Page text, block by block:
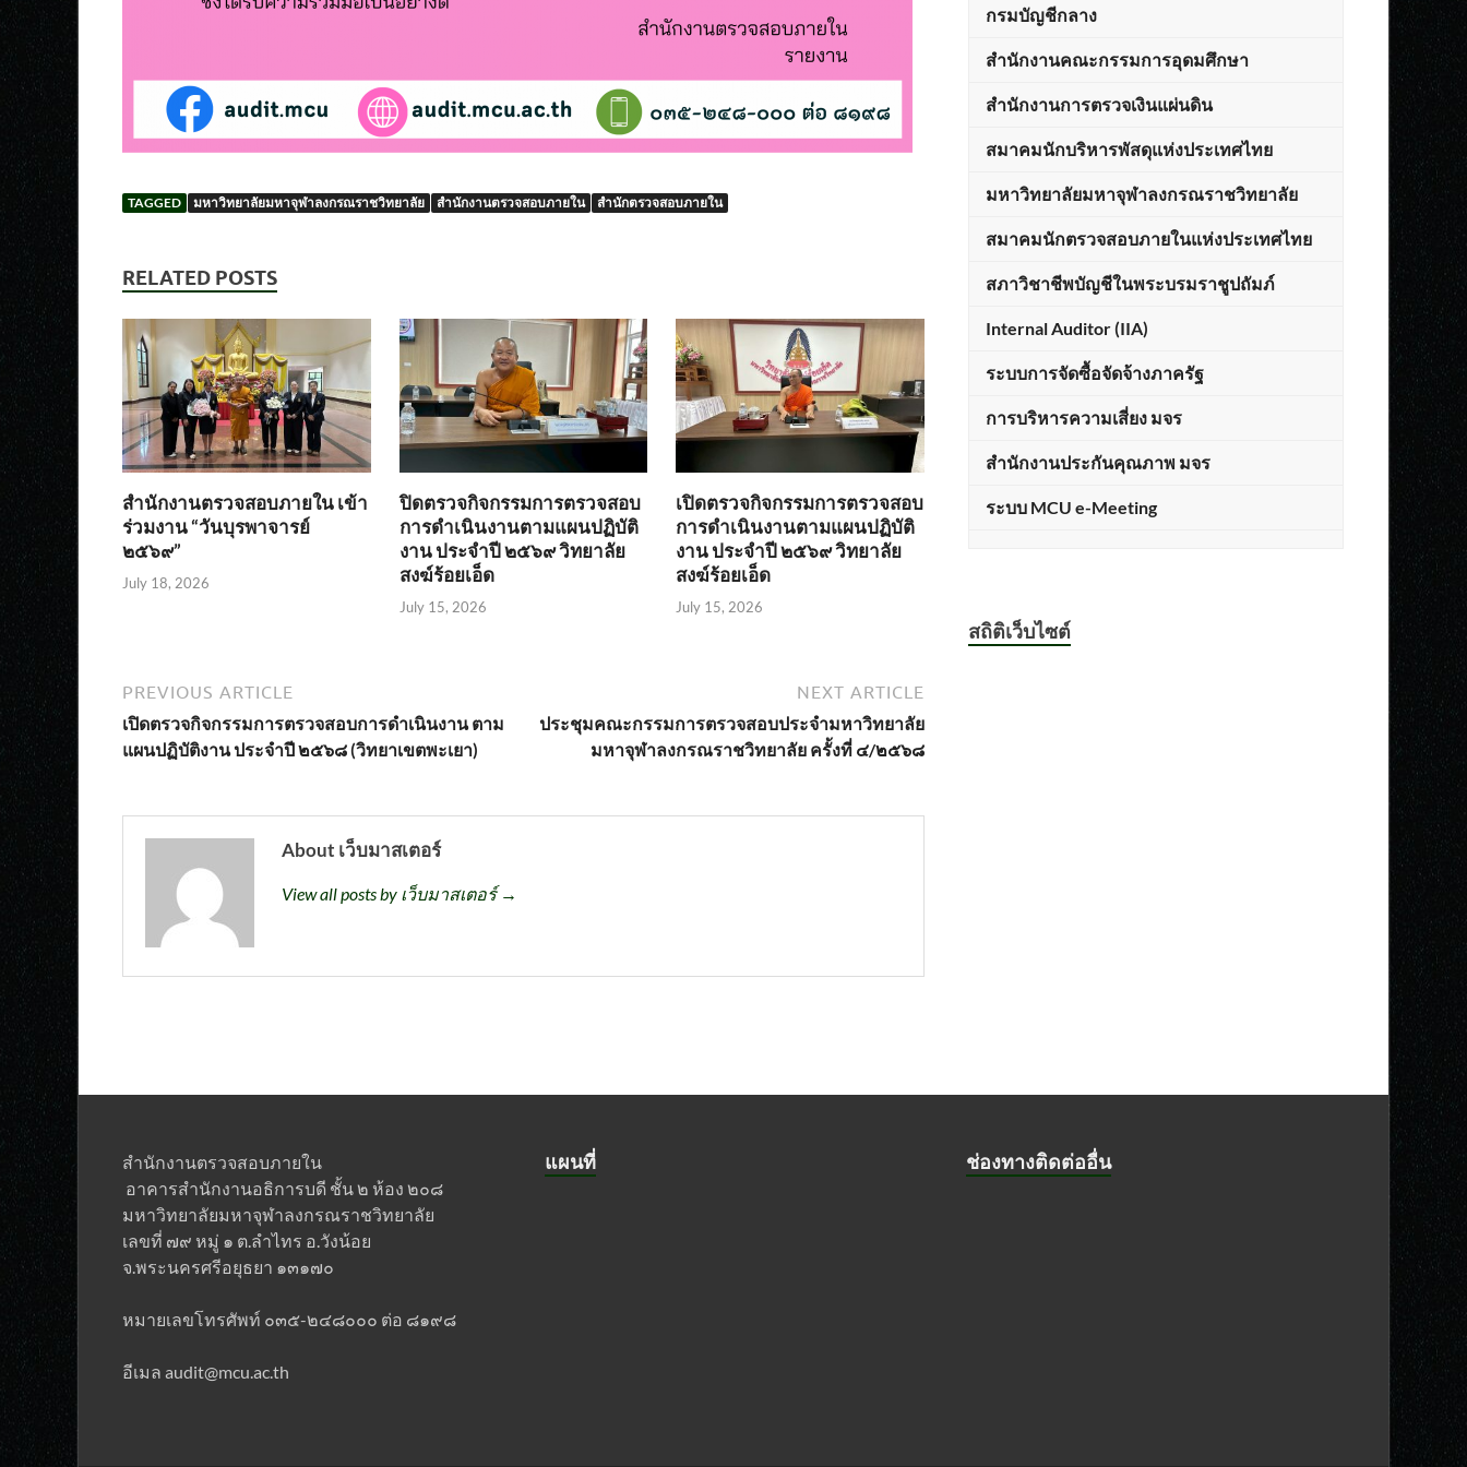
TAGGED มหาวิทยาลัยมหาจุฬาลงกรณราชวิทยาลัย สำนักงานตรวจสอบภายใน สำนักตรวจสอบภายใน
RELATED POSTS
สำนักงานตรวจสอบภายใน เข้า
ร่วมงาน “วันบุรพาจารย์
๒๕๖๙”
July 18, 2026
ปิดตรวจกิจกรรมการตรวจสอบ
การดำเนินงานตามแผนปฏิบัติ
งาน ประจำปี ๒๕๖๙ วิทยาลัย
สงฆ์ร้อยเอ็ด
July 15, 2026
เปิดตรวจกิจกรรมการตรวจสอบ
การดำเนินงานตามแผนปฏิบัติ
งาน ประจำปี ๒๕๖๙ วิทยาลัย
สงฆ์ร้อยเอ็ด
July 15, 2026
PREVIOUS ARTICLE
เปิดตรวจกิจกรรมการตรวจสอบการดำเนินงาน ตาม
แผนปฏิบัติงาน ประจำปี ๒๕๖๘ (วิทยาเขตพะเยา)
NEXT ARTICLE
ประชุมคณะกรรมการตรวจสอบประจำมหาวิทยาลัย
มหาจุฬาลงกรณราชวิทยาลัย ครั้งที่ ๔/๒๕๖๘
About เว็บมาสเตอร์
View all posts by เว็บมาสเตอร์ →
กรมบัญชีกลาง
สำนักงานคณะกรรมการอุดมศึกษา
สำนักงานการตรวจเงินแผ่นดิน
สมาคมนักบริหารพัสดุแห่งประเทศไทย
มหาวิทยาลัยมหาจุฬาลงกรณราชวิทยาลัย
สมาคมนักตรวจสอบภายในแห่งประเทศไทย
สภาวิชาชีพบัญชีในพระบรมราชูปถัมภ์
Internal Auditor (IIA)
ระบบการจัดซื้อจัดจ้างภาครัฐ
การบริหารความเสี่ยง มจร
สำนักงานประกันคุณภาพ มจร
ระบบ MCU e-Meeting
สถิติเว็บไซต์
สำนักงานตรวจสอบภายใน
อาคารสำนักงานอธิการบดี ชั้น ๒ ห้อง ๒๐๘
มหาวิทยาลัยมหาจุฬาลงกรณราชวิทยาลัย
เลขที่ ๗๙ หมู่ ๑ ต.ลำไทร อ.วังน้อย
จ.พระนครศรีอยุธยา ๑๓๑๗๐
หมายเลขโทรศัพท์ ๐๓๕-๒๔๘๐๐๐ ต่อ ๘๑๙๘
อีเมล audit@mcu.ac.th
แผนที่ ช่องทางติดต่ออื่น